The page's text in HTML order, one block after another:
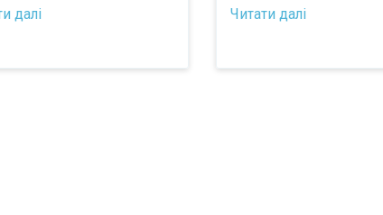
далі
Читати далі